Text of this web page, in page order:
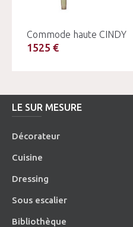
Commode haute CINDY
1525 €
LE SUR MESURE
Décorateur
Cuisine
Dressing
Sous escalier
Bibliothèque